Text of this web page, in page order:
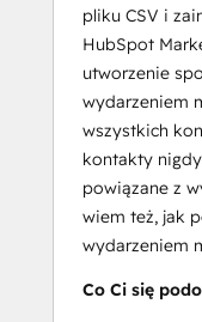
pliku CSV i
HubSpot
utworzenie
wydarzeniem
wszystkich
kontakty
powiązane z
wiem też, jak
wydarzeniem
Co Ci się